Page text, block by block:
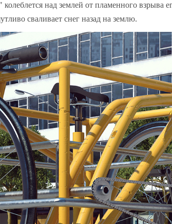
над землей от пламенного взрыва
сваливает снег назад на землю.